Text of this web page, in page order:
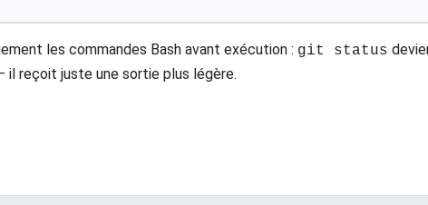
les commandes Bash avant exécution : git status
il reçoit juste une sortie plus légère.